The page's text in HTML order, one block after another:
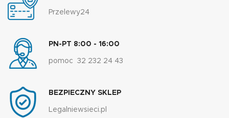
Przelewy24
PN-PT 8:00 - 16:00
pomoc 32 232 24 43
BEZPIECZNY SKLEP
Legalniewsieci.pl